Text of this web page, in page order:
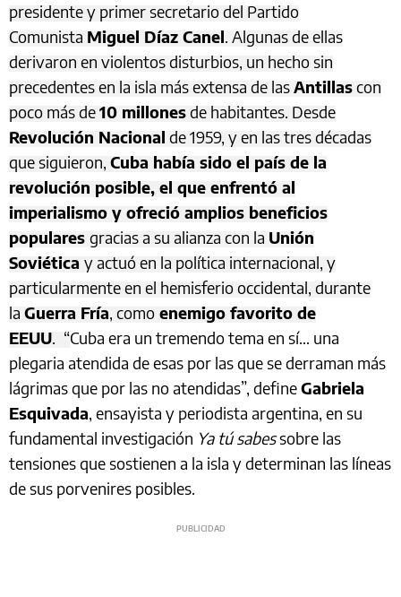
presidente y primer secretario del Partido
Comunista Miguel Díaz Canel. Algunas de ellas
derivaron en violentos disturbios, un hecho sin
precedentes en la isla más extensa de lasAntillascon
poco más de10 millonesde habitantes. Desde
Revolución Nacional de 1959, y en las tres décadas
que siguieron, Cuba había sido el país de la
revolución posible, el que enfrentó al
imperialismo y ofreció amplios beneficios
populares gracias a su alianza con la Unión
Soviética y actuó en la política internacional, y
particularmente en el hemisferio occidental, durante
la Guerra Fría, como enemigo favorito de
EEUU. “Cuba era un tremendo tema en sí… una
plegaria atendida de esas por las que se derraman más
lágrimas que por las no atendidas”, defineGabriela
Esquivada, ensayista y periodista argentina, en su
fundamental investigación Ya tú sabessobre las
tensiones que sostienen a la isla y determinan las líneas
de sus porvenires posibles.